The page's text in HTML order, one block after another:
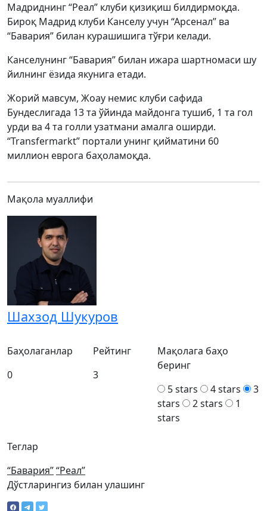
Мадриднинг “Реал” клуби қизиқиш билдирмоқда.
Бироқ Мадрид клуби Канселу учун “Арсенал” ва
“Бавария” билан курашишига тўғри келади.
Канселунинг “Бавария” билан ижара шартномаси шу
йилнинг ёзида якунига етади.
Жорий мавсум, Жоау немис клуби сафида
Бундеслигада 13 та ўйинда майдонга тушиб, 1 та гол
урди ва 4 та голли узатмани амалга оширди.
“Transfermarkt” портали унинг қийматини 60
миллион еврога баҳоламоқда.
Мақола муаллифи
Шахзод Шукуров
Теглар
“Бавария”“Реал”
Баҳолаганлар
0
Рейтинг
3
Мақолага баҳо
беринг
5 stars
4 stars
3
stars
2 stars
1
stars
Дўстларингиз билан улашинг